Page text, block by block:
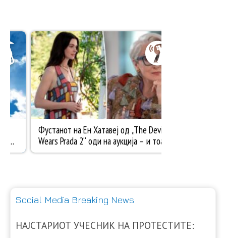
Social Media Breaking News
НАЈСТАРИОТ УЧЕСНИК НА ПРОТЕСТИТЕ: